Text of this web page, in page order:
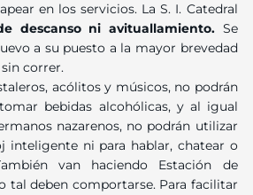
en los servicios. La S. I. Catedral
descanso ni avituallamiento.Se
a su puesto a la mayor brevedad
correr.
acólitos y músicos, no podrán
bebidas alcohólicas, y al igual
nazarenos, no podrán utilizar
inteligente ni para hablar, chatear o
van haciendo Estación de
tal deben comportarse. Para facilitar